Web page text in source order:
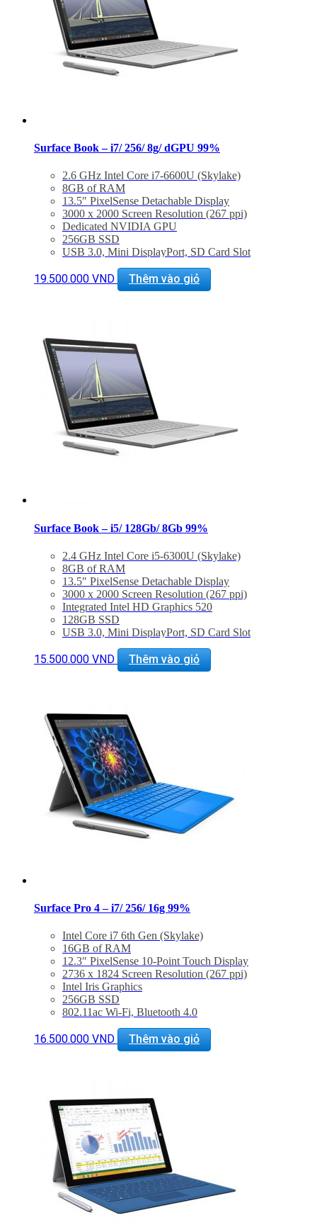
Surface Book – i7/ 256/ 8g/ dGPU 99%
2.6 GHz Intel Core i7-6600U (Skylake)
8GB of RAM
13.5″ PixelSense Detachable Display
3000 x 2000 Screen Resolution (267 ppi)
Dedicated NVIDIA GPU
256GB SSD
USB 3.0, Mini DisplayPort, SD Card Slot
Windows 10 Pro
– Bảo hành 3 tháng 1 đổi 1 trong 15 ngày
– Miễn phí hỗ trợ cài đặt phần mềm
19.500.000 VND Thêm vào giỏ
Surface Book – i5/ 128Gb/ 8Gb 99%
2.4 GHz Intel Core i5-6300U (Skylake)
8GB of RAM
13.5″ PixelSense Detachable Display
3000 x 2000 Screen Resolution (267 ppi)
Integrated Intel HD Graphics 520
128GB SSD
USB 3.0, Mini DisplayPort, SD Card Slot
Windows 10 Pro
– Bảo hành 3 tháng 1 đổi 1 trong 15 ngày
– Miễn phí hỗ trợ cài đặt phần mềm
15.500.000 VND Thêm vào giỏ
Surface Pro 4 – i7/ 256/ 16g 99%
Intel Core i7 6th Gen (Skylake)
16GB of RAM
12.3″ PixelSense 10-Point Touch Display
2736 x 1824 Screen Resolution (267 ppi)
Intel Iris Graphics
256GB SSD
802.11ac Wi-Fi, Bluetooth 4.0
Surface Pen Included
Windows 10 Pro
16.500.000 VND Thêm vào giỏ